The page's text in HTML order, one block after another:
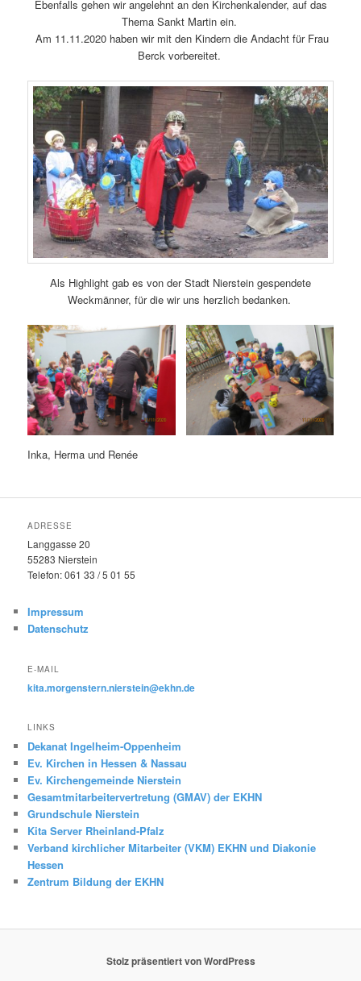
Ebenfalls gehen wir angelehnt an den Kirchenkalender, auf das
Thema Sankt Martin ein.
Am 11.11.2020 haben wir mit den Kindern die Andacht für Frau
Berck vorbereitet.
Als Highlight gab es von der Stadt Nierstein gespendete
Weckmänner, für die wir uns herzlich bedanken.
Inka, Herma und Renée
ADRESSE
Langgasse 20
55283 Nierstein
Telefon: 061 33 / 5 01 55
Impressum
Datenschutz
E-MAIL
kita.morgenstern.nierstein@ekhn.de
LINKS
Dekanat Ingelheim-Oppenheim
Ev. Kirchen in Hessen & Nassau
Ev. Kirchengemeinde Nierstein
Gesamtmitarbeitervertretung (GMAV) der EKHN
Grundschule Nierstein
Kita Server Rheinland-Pfalz
Verband kirchlicher Mitarbeiter (VKM) EKHN und Diakonie
Hessen
Zentrum Bildung der EKHN
Stolz präsentiert von WordPress